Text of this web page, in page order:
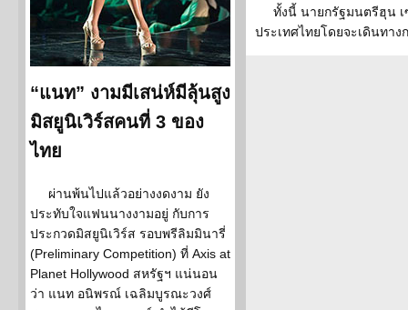
“แนท” งามมีเสน่ห์มีลุ้นสูง
มิสยูนิเวิร์สคนที่ 3 ของ
ไทย
ผ่านพ้นไปแล้วอย่างงดงาม ยัง
ประทับใจแฟนนางงามอยู่ กับการ
ประกวดมิสยูนิเวิร์ส รอบพรีลิมมินารี่
(Preliminary Competition) ที่ Axis at
Planet Hollywood สหรัฐฯ แน่นอน
ว่า แนท อนิพรณ์ เฉลิมบูรณะวงศ์
ทั้งนี้ นายกรัฐมนตรีฮุน เ
ประเทศไทยโดยจะเดินทา